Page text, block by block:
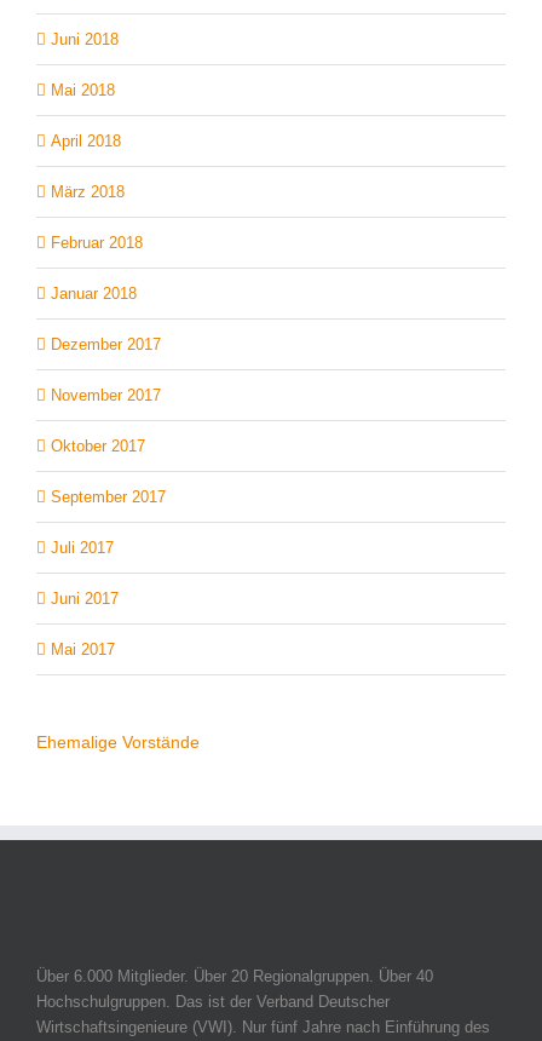
Juni 2018
Mai 2018
April 2018
März 2018
Februar 2018
Januar 2018
Dezember 2017
November 2017
Oktober 2017
September 2017
Juli 2017
Juni 2017
Mai 2017
Ehemalige Vorstände
Über 6.000 Mitglieder. Über 20 Regionalgruppen. Über 40
Hochschulgruppen. Das ist der Verband Deutscher
Wirtschaftsingenieure (VWI). Nur fünf Jahre nach Einführung des